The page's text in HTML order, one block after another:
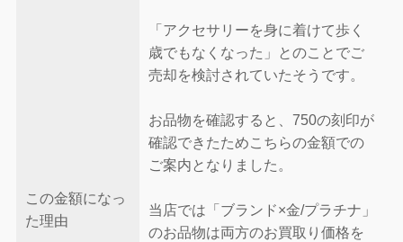
この金額になっ
た理由
「アクセサリーを身に着けて歩く
歳でもなくなった」とのことでご
売却を検討されていたそうです。
お品物を確認すると、750の刻印が
確認できたためこちらの金額での
ご案内となりました。
当店では「ブランド×金/プラチナ」
のお品物は両方のお買取り価格を